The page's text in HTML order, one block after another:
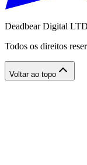
Deadbear Digital
Todos os direitos
Voltar ao topo